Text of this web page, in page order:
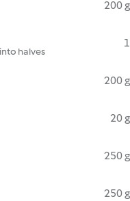
200 g
halves
1
200 g
20 g
250 g
250 g